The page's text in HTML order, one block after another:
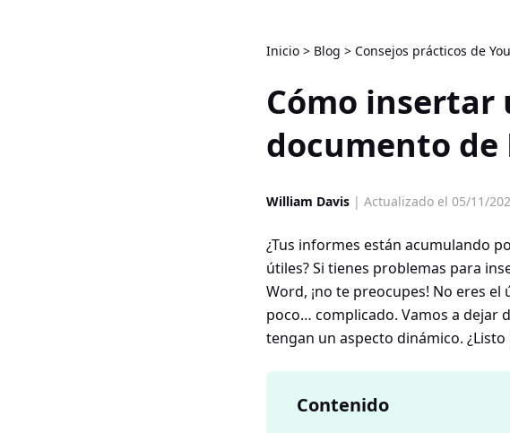
Inicio > Blog > Consejos prácticos de
Cómo insertar
documento de
William Davis | Actualizado el 05/11/
¿Tus informes están acumulando
útiles? Si tienes problemas para
Word, ¡no te preocupes! No eres
poco… complicado. Vamos a dejar
tengan un aspecto dinámico.
Contenido